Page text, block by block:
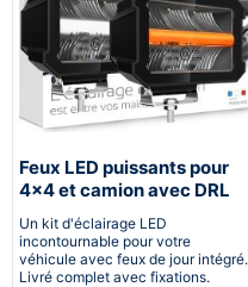
Feux LED puissants pour
4x4 et camion avec DRL
orange et blanc
Un kit d'éclairage LED
incontournable pour votre
véhicule avec feux de jour intégré.
Livré complet avec fixations.